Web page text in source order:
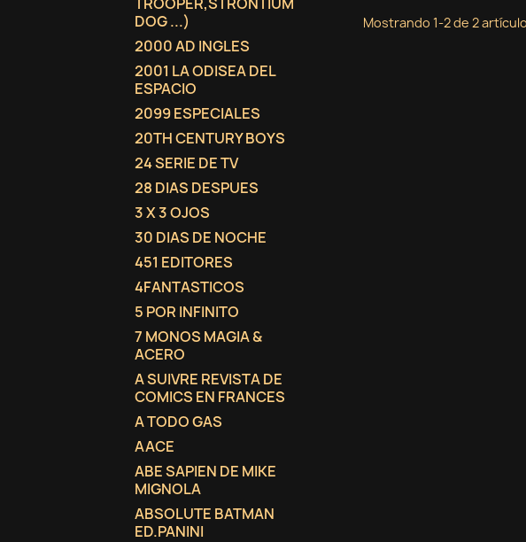
DOG ...)
2000 AD INGLES
2001 LA ODISEA DEL
ESPACIO
2099 ESPECIALES
20TH CENTURY BOYS
24 SERIE DE TV
28 DIAS DESPUES
3 X 3 OJOS
30 DIAS DE NOCHE
451 EDITORES
4FANTASTICOS
5 POR INFINITO
7 MONOS MAGIA &
ACERO
A SUIVRE REVISTA DE
COMICS EN FRANCES
A TODO GAS
AACE
ABE SAPIEN DE MIKE
MIGNOLA
ABSOLUTE BATMAN
ED.PANINI
Mostrando 1-2 de 2